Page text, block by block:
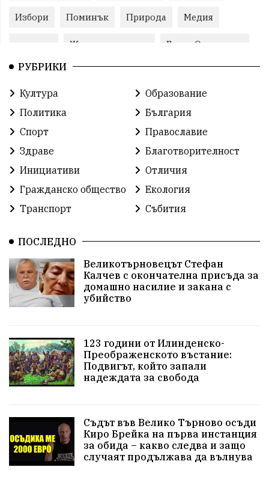
Избори Поминък Природа Медия
Животновъдство Горна Оряховица
РУБРИКИ
Култура
Образование
Политика
България
Спорт
Православие
Здраве
Благотворителност
Инициативи
Отличия
Гражданско общество
Екология
Транспорт
Събития
ПОСЛЕДНО
Великотърновецът Стефан
Калчев с окончателна присъда за
домашно насилие и закана с
убийство
123 години от Илинденско-
Преображенското въстание:
Подвигът, който запали
надеждата за свобода
Съдът във Велико Търново осъди
Киро Брейка на първа инстанция
за обида – какво следва и защо
случаят продължава да вълнува